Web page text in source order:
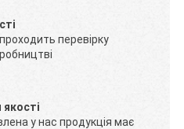
перевірку
у нас продукція має